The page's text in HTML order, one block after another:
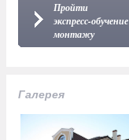
Пройти
экспресс-обучение
монтажу
Галерея